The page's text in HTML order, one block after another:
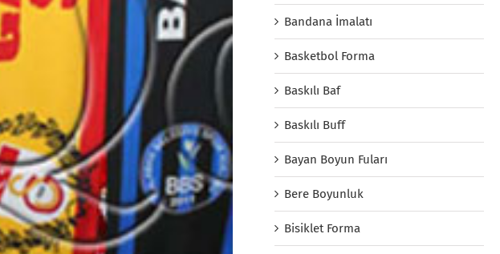
Bandana İmalatı
Basketbol Forma
Baskılı Baf
Baskılı Buff
Bayan Boyun Fuları
Bere Boyunluk
Bisiklet Forma